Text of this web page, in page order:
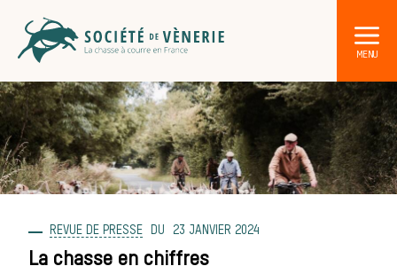
DÉCOUVRIR LA CHASSE À COURRE
REVUE DE PRESSE 23 JANVIER 2024
La chasse en chiffres